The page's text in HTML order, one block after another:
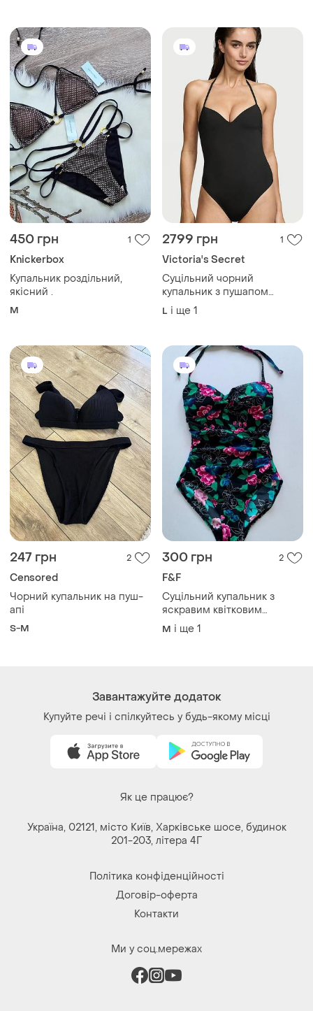
450 грн 1
Knickerbox
Купальник роздільний,
якісний .
M
2799 грн 1
Victoria's Secret
Суцільний чорний
купальник з пушапом
victoria's secret 🎀
L і ще 1
247 грн 2
Censored
Чорний купальник на пуш-
апі
S-M
300 грн 2
F&F
Суцільний купальник з
яскравим квітковим
принтом від f&f 🖤🩷
M і ще 1
Завантажуйте додаток
Купуйте речі і спілкуйтесь у будь-якому місці
Як це працює?
Україна, 02121, місто Київ, Харківське шосе, будинок
201-203, літера 4Г
Політика конфіденційності
Договір-оферта
Контакти
Ми у соц.мережах